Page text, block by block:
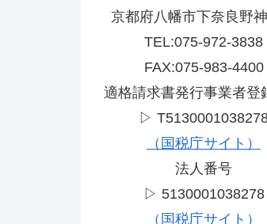
京都府八幡市下奈良野
TEL:075-972-3838
FAX:075-983-4400
適格請求書発行事業者登
▷
（国税庁サイト）
法人番号
▷ 5130001038278
（国税庁サイト）